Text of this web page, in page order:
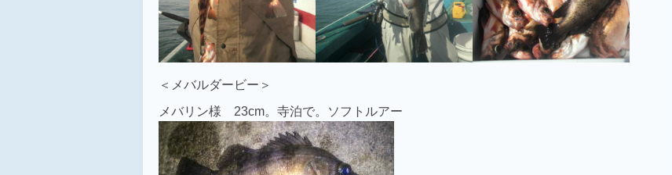
＜メバルダービー＞
メバリン様 23cm。寺泊で。ソフトルアー